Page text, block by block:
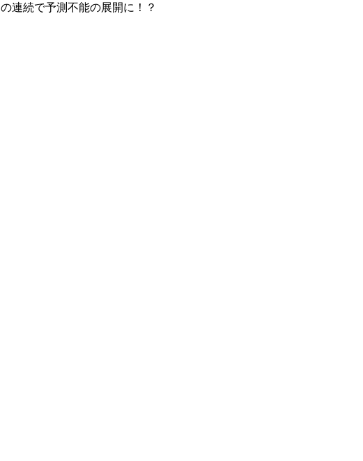
連続で予測不能の展開に！？